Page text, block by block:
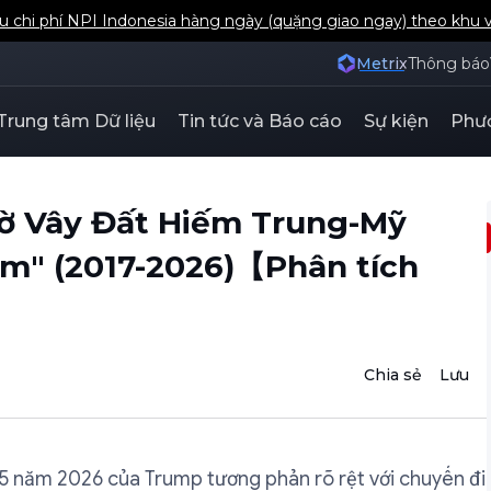
chi phí NPI Indonesia hàng ngày (quặng giao ngay) theo khu
MetrixThông báo
tâm Dữ liệu Tin tức và Báo cáo Sự kiện
Vây Đất Hiếm Trung-Mỹ
(2017-2026)【Phân tích
Chia sẻ Lưu
năm 2026 của Trump tương phản rõ rệt với chuyến đi